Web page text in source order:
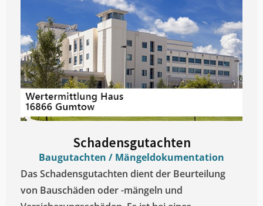
Schadensgutachten
Baugutachten / Mängeldokumentation
Das Schadensgutachten dient der Beurteilung
von Bauschäden oder -mängeln und